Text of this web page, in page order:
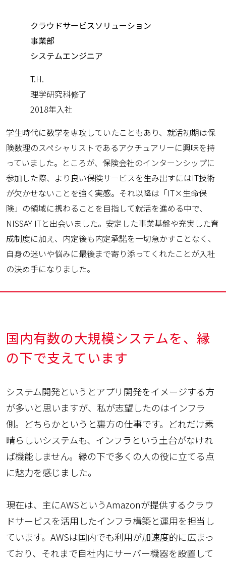
クラウドサービスソリューション
事業部
システムエンジニア
T.H.
理学研究科修了
2018年入社
学生時代に数学を専攻していたこともあり、就活初期は保
険数理のスペシャリストであるアクチュアリーに興味を持
っていました。ところが、保険会社のインターンシップに
参加した際、より良い保険サービスを生み出すにはIT技術
が欠かせないことを強く実感。それ以降は「IT×生命保
険」の領域に携わることを目指して就活を進める中で、
NISSAY ITと出会いました。安定した事業基盤や充実した育
成制度に加え、内定後も内定承諾を一切急かすことなく、
自身の迷いや悩みに最後まで寄り添ってくれたことが入社
の決め手になりました。
国内有数の大規模システムを、縁
の下で支えています
システム開発というとアプリ開発をイメージする方
が多いと思いますが、私が志望したのはインフラ
側。どちらかというと裏方の仕事です。どれだけ素
晴らしいシステムも、インフラという土台がなけれ
ば機能しません。縁の下で多くの人の役に立てる点
に魅力を感じました。
現在は、主にAWSというAmazonが提供するクラウ
ドサービスを活用したインフラ構築と運用を担当し
ています。AWSは国内でも利用が加速度的に広まっ
ており、それまで自社内にサーバー機器を設置して